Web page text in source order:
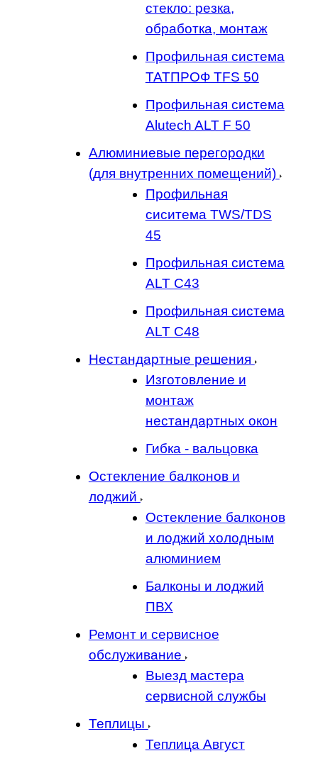
стекло: резка,
обработка, монтаж
Профильная система
ТАТПРОФ TFS 50
Профильная система
Alutech ALT F 50
Алюминиевые перегородки
(для внутренних помещений)
Профильная
сиситема TWS/TDS
45
Профильная система
ALT C43
Профильная система
ALT C48
Нестандартные решения
Изготовление и
монтаж
нестандартных окон
Гибка - вальцовка
Остекление балконов и
лоджий
Остекление балконов
и лоджий холодным
алюминием
Балконы и лоджий
ПВХ
Ремонт и сервисное
обслуживание
Выезд мастера
сервисной службы
Теплицы
Теплица Август